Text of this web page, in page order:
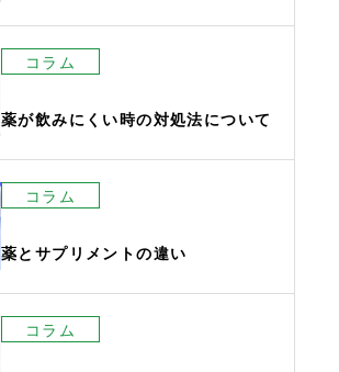
コラム
薬が飲みにくい時の対処法について
コラム
薬とサプリメントの違い
コラム